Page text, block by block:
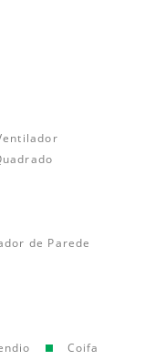
de Parede
Coifa